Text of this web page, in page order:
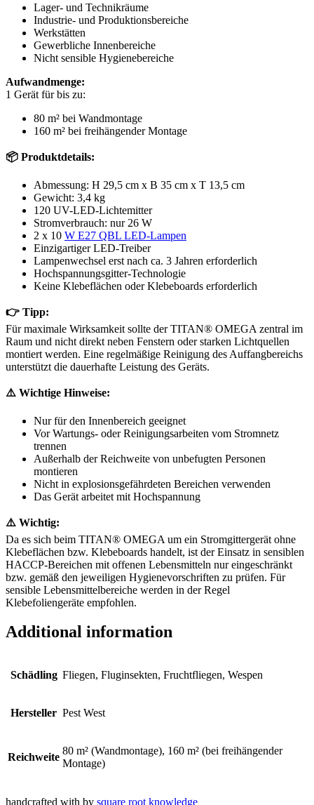
Lager- und Technikräume
Industrie- und Produktionsbereiche
Werkstätten
Gewerbliche Innenbereiche
Nicht sensible Hygienebereiche
Aufwandmenge:
1 Gerät für bis zu:
80 m² bei Wandmontage
160 m² bei freihängender Montage
📦 Produktdetails:
Abmessung: H 29,5 cm x B 35 cm x T 13,5 cm
Gewicht: 3,4 kg
120 UV-LED-Lichtemitter
Stromverbrauch: nur 26 W
2 x 10 W E27 QBL LED-Lampen
Einzigartiger LED-Treiber
Lampenwechsel erst nach ca. 3 Jahren erforderlich
Hochspannungsgitter-Technologie
Keine Klebeflächen oder Klebeboards erforderlich
👉 Tipp:
Für maximale Wirksamkeit sollte der TITAN® OMEGA zentral im
Raum und nicht direkt neben Fenstern oder starken Lichtquellen
montiert werden. Eine regelmäßige Reinigung des Auffangbereichs
unterstützt die dauerhafte Leistung des Geräts.
⚠️ Wichtige Hinweise:
Nur für den Innenbereich geeignet
Vor Wartungs- oder Reinigungsarbeiten vom Stromnetz
trennen
Außerhalb der Reichweite von unbefugten Personen
montieren
Nicht in explosionsgefährdeten Bereichen verwenden
Das Gerät arbeitet mit Hochspannung
⚠️ Wichtig:
Da es sich beim TITAN® OMEGA um ein Stromgittergerät ohne
Klebeflächen bzw. Klebeboards handelt, ist der Einsatz in sensiblen
HACCP-Bereichen mit offenen Lebensmitteln nur eingeschränkt
bzw. gemäß den jeweiligen Hygienevorschriften zu prüfen. Für
sensible Lebensmittelbereiche werden in der Regel
Klebefoliengeräte empfohlen.
Additional information
Schädling Fliegen, Fluginsekten, Fruchtfliegen, Wespen
Hersteller Pest West
Reichweite
80 m² (Wandmontage), 160 m² (bei freihängender
Montage)
handcrafted with by square root knowledge